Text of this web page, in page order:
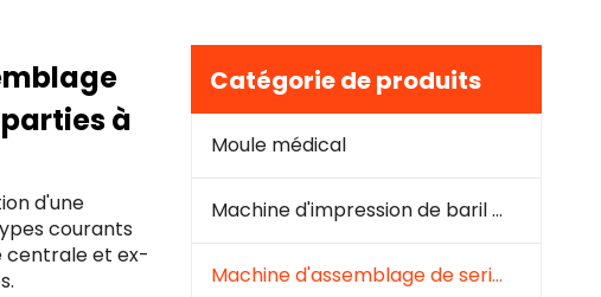
à
d'une
courants
centrale et ex-
Catégorie de produits
Moule médical
Machine d'impression de baril à seringue
Machine d'assemblage de seringue